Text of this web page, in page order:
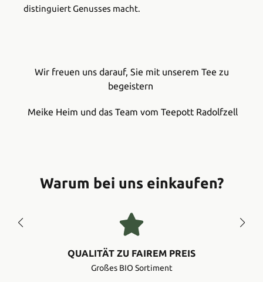
distinguiert Genusses macht.
Wir freuen uns darauf, Sie mit unserem Tee zu
begeistern
Meike Heim und das Team vom Teepott Radolfzell
Warum bei uns einkaufen?
QUALITÄT ZU FAIREM PREIS
Großes BIO Sortiment